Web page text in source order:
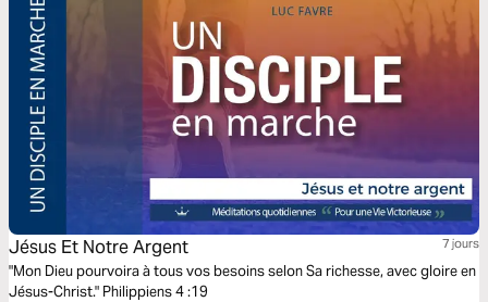
Jésus Et Notre Argent 7 jours
"Mon Dieu pourvoira à tous vos besoins selon Sa richesse, avec gloire en
Jésus-Christ." Philippiens 4 :19